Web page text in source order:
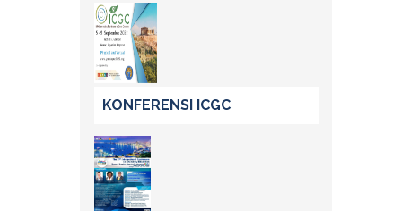
KONFERENSI ICGC